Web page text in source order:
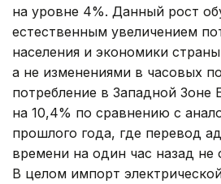
на уровне 4%. Данный рост
естественным увеличением
населения и экономики
а не изменениями в часовых
потребление в Западной Зоне
на 10,4% по сравнению с
прошлого года, где перевод
времени на один час назад не
В целом импорт